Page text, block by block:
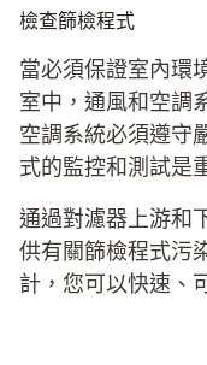
檢查篩檢程式
當必須保證室內環
室中，通風和空調
空調系統必須遵守
式的監控和測試是
通過對濾器上游和
供有關篩檢程式污
計，您可以快速、